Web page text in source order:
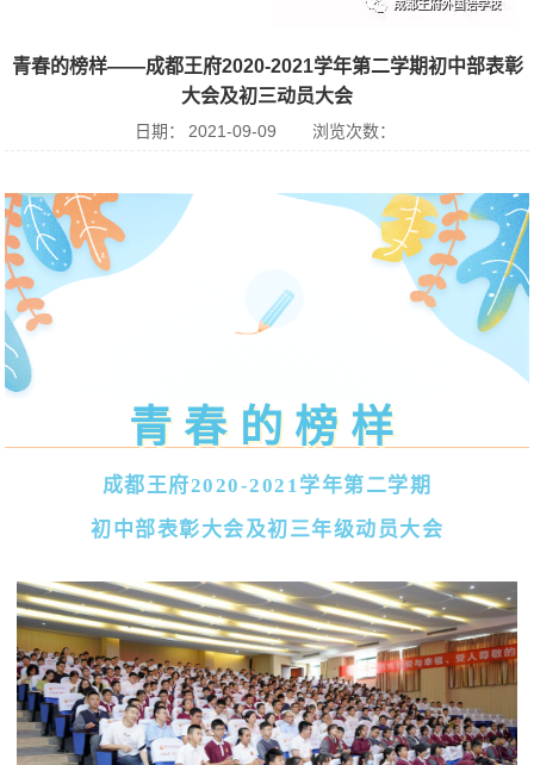
青春的榜样——成都王府2020-2021学年第二学期初中部表彰
大会及初三动员大会
日期： 2021-09-09 浏览次数：
青春的榜样
成都王府2020-2021学年第二学期
初中部表彰大会及初三年级动员大会